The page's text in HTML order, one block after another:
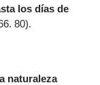
los días de
80).
naturaleza